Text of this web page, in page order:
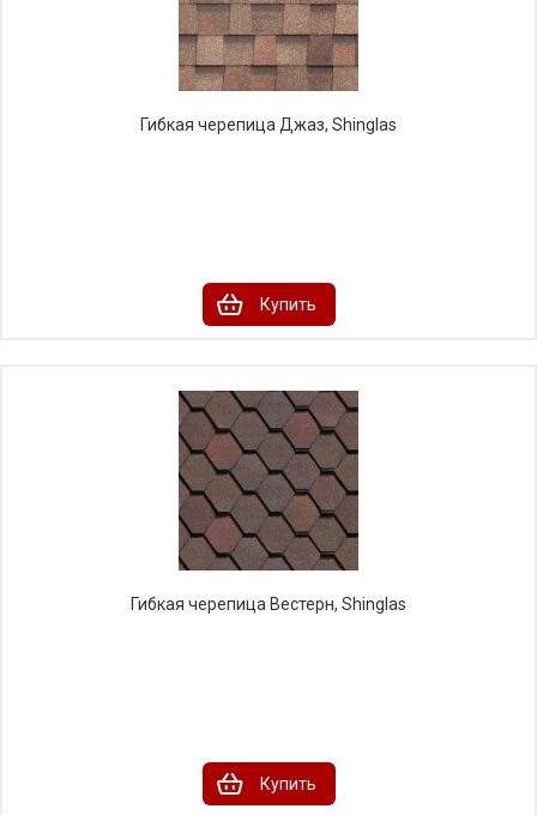
Гибкая черепица Джаз, Shinglas
Купить
Гибкая черепица Вестерн, Shinglas
Купить